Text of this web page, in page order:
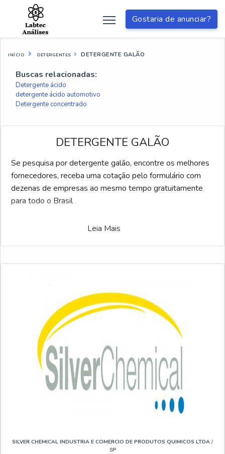
Gostaria de anunciar?
INÍCIO DETERGENTES DETERGENTE GALÃO
Buscas relacionadas:
Detergente ácido
detergente ácido automotivo
Detergente concentrado
DETERGENTE GALÃO
Se pesquisa por detergente galão, encontre os melhores
fornecedores, receba uma cotação pelo formulário com
dezenas de empresas ao mesmo tempo gratuitamente
para todo o Brasil
Leia Mais
SILVER CHEMICAL INDUSTRIA E COMERCIO DE PRODUTOS QUIMICOS LTDA /
SP